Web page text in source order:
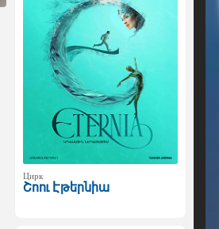
Цирк
Շոու Էթերնիա